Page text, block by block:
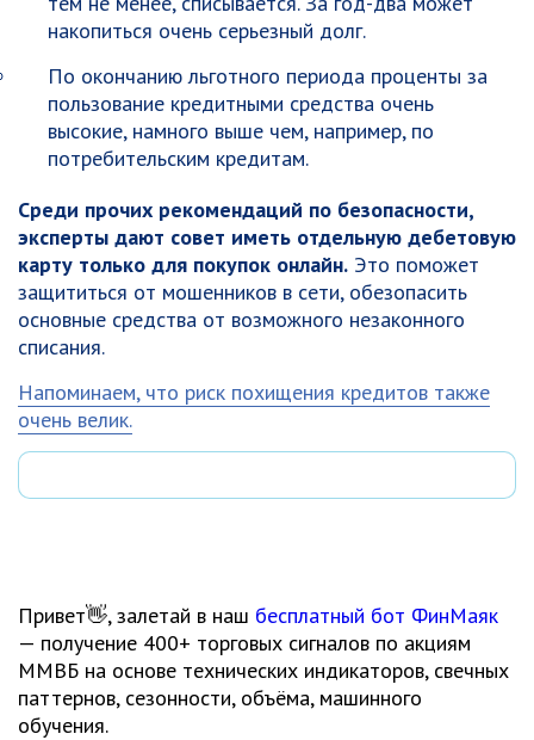
накопиться очень серьезный долг.
По окончанию льготного периода проценты за
пользование кредитными средства очень
высокие, намного выше чем, например, по
потребительским кредитам.
Среди прочих рекомендаций по безопасности,
эксперты дают совет иметь отдельную дебетовую
карту только для покупок онлайн. Это поможет
защититься от мошенников в сети, обезопасить
основные средства от возможного незаконного
списания.
Напоминаем, что риск похищения кредитов также
очень велик.
Привет👋, залетай в наш бесплатный бот ФинМаяк
— получение 400+ торговых сигналов по акциям
ММВБ на основе технических индикаторов, свечных
паттернов, сезонности, объёма, машинного
обучения.